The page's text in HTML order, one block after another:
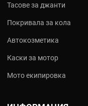
Тасове за джанти
Покривала за кола
Автокозметика
Каски за мотор
Мото екипировка